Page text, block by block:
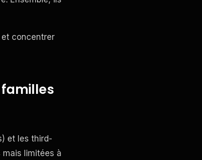
concentrer
et les third-
limitées à